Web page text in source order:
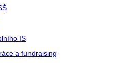
IS
a fundraising